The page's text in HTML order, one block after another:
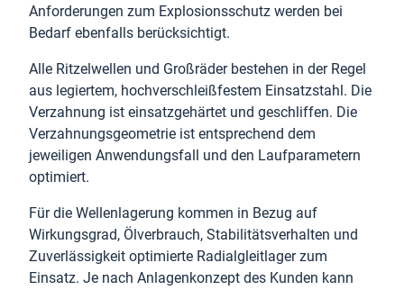
Anforderungen zum Explosionsschutz werden bei
Bedarf ebenfalls berücksichtigt.
Alle Ritzelwellen und Großräder bestehen in der Regel
aus legiertem, hochverschleißfestem Einsatzstahl. Die
Verzahnung ist einsatzgehärtet und geschliffen. Die
Verzahnungsgeometrie ist entsprechend dem
jeweiligen Anwendungsfall und den Laufparametern
optimiert.
Für die Wellenlagerung kommen in Bezug auf
Wirkungsgrad, Ölverbrauch, Stabilitätsverhalten und
Zuverlässigkeit optimierte Radialgleitlager zum
Einsatz. Je nach Anlagenkonzept des Kunden kann